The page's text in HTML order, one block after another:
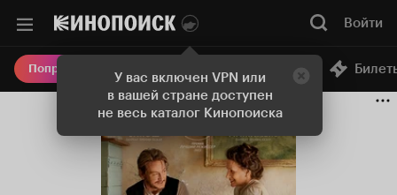
У вас включен VPN или
в вашей стране доступен
не весь каталог Кинопоиска
Войти
Попробовать Плюс Онлайн-кинотеатр